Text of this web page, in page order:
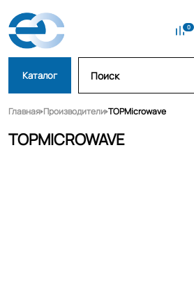
Каталог
Главная Производители TOPMicrowave
TOPMICROWAVE